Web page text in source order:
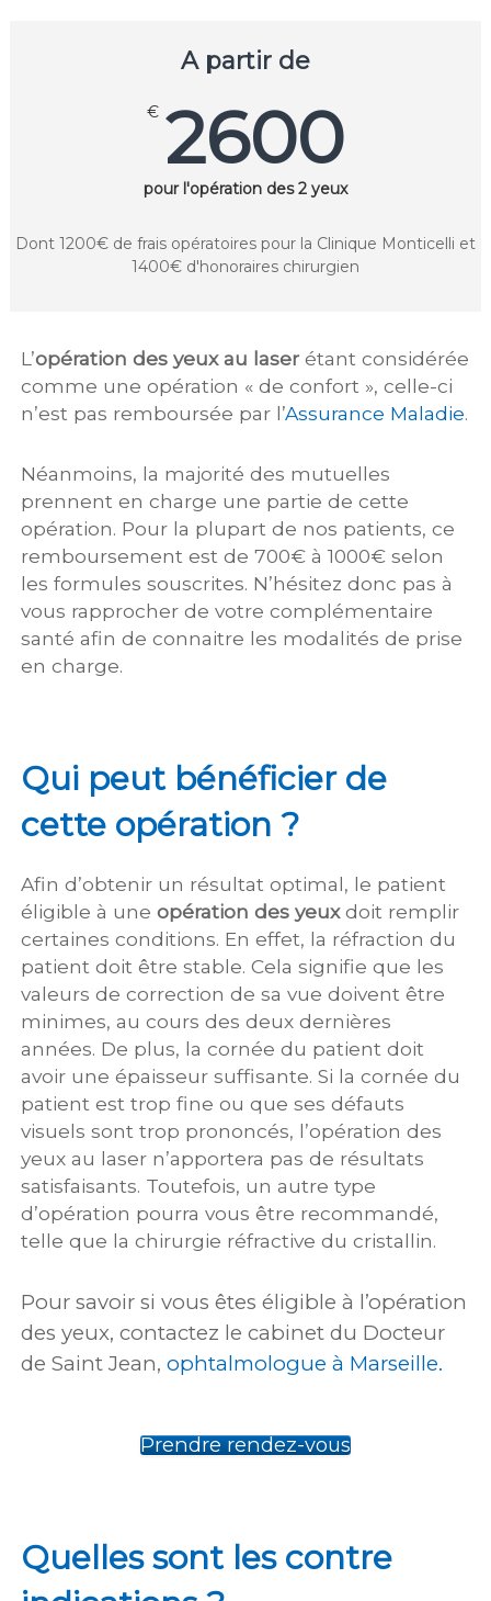
A partir de
€ 2600
pour l'opération des 2 yeux
Dont 1200€ de frais opératoires pour la Clinique Monticelli et
1400€ d'honoraires chirurgien
L’opération des yeux au laserétant considérée
comme une opération « de confort », celle-ci
n’est pas remboursée par l’Assurance Maladie.
Néanmoins, la majorité des mutuelles
prennent en charge une partie de cette
opération. Pour la plupart de nos patients, ce
remboursement est de 700€ à 1000€ selon
les formules souscrites. N’hésitez donc pas à
vous rapprocher de votre complémentaire
santé afin de connaitre les modalités de prise
en charge.
Qui peut bénéficier de
cette opération ?
Afin d’obtenir un résultat optimal, le patient
éligible à une opération des yeuxdoit remplir
certaines conditions. En effet, la réfraction du
patient doit être stable. Cela signifie que les
valeurs de correction de sa vue doivent être
minimes, au cours des deux dernières
années. De plus, la cornée du patient doit
avoir une épaisseur suffisante. Si la cornée du
patient est trop fine ou que ses défauts
visuels sont trop prononcés, l’opération des
yeux au laser n’apportera pas de résultats
satisfaisants. Toutefois, un autre type
d’opération pourra vous être recommandé,
telle que la chirurgie réfractive du cristallin.
Pour savoir si vous êtes éligible à l’opération
des yeux, contactez le cabinet du Docteur
de Saint Jean, ophtalmologue à Marseille.
Prendre rendez-vous
Quelles sont les contre